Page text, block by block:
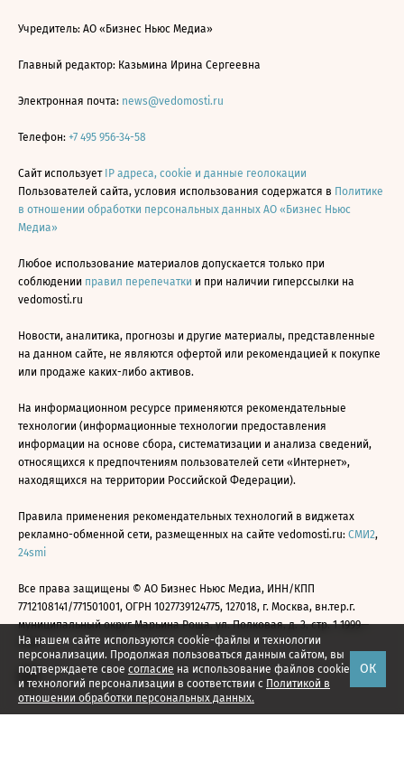
На нашем сайте используются cookie-файлы и технологии
персонализации. Продолжая пользоваться данным сайтом, вы
подтверждаете свое согласие на использование файлов cookie
и технологий персонализации в соответствии с Политикой в
отношении обработки персональных данных.
ОК
Учредитель: АО «Бизнес Ньюс Медиа»
Главный редактор: Казьмина Ирина Сергеевна
Электронная почта: news@vedomosti.ru
Телефон: +7 495 956-34-58
Сайт использует IP адреса, cookie и данные геолокации
Пользователей сайта, условия использования содержатся в Политике
в отношении обработки персональных данных АО «Бизнес Ньюс
Медиа»
Любое использование материалов допускается только при
соблюдении правил перепечатки и при наличии гиперссылки на
vedomosti.ru
Новости, аналитика, прогнозы и другие материалы, представленные
на данном сайте, не являются офертой или рекомендацией к покупке
или продаже каких-либо активов.
На информационном ресурсе применяются рекомендательные
технологии (информационные технологии предоставления
информации на основе сбора, систематизации и анализа сведений,
относящихся к предпочтениям пользователей сети «Интернет»,
находящихся на территории Российской Федерации).
Правила применения рекомендательных технологий в виджетах
рекламно-обменной сети, размещенных на сайте vedomosti.ru: СМИ2,
24smi
Все права защищены © АО Бизнес Ньюс Медиа, ИНН/КПП
7712108141/771501001, ОГРН 1027739124775, 127018, г. Москва, вн.тер.г.
муниципальный округ Марьина Роща, ул. Полковая, д. 3, стр. 1 1999—
2026